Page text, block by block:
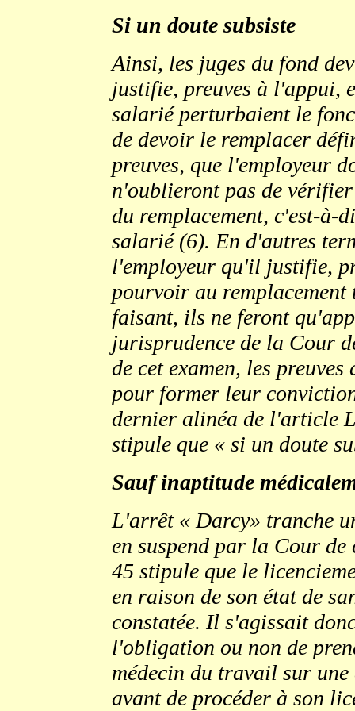
Si un doute subsiste
Ainsi, les juges du fond
justifie, preuves à l'appui,
salarié perturbaient le
de devoir le remplacer
preuves, que l'employeur
n'oublieront pas de
du remplacement, c'est-à-
salarié (6). En d'autres
l'employeur qu'il justifie,
pourvoir au remplacement
faisant, ils ne feront
jurisprudence de la Cour
de cet examen, les
pour former leur
dernier alinéa de l'article
stipule que « si un doute
Sauf inaptitude
L'arrêt « Darcy» tranche
en suspend par la Cour
45 stipule que le
en raison de son état de
constatée. Il s'agissait
l'obligation ou non de
médecin du travail sur
avant de procéder à son